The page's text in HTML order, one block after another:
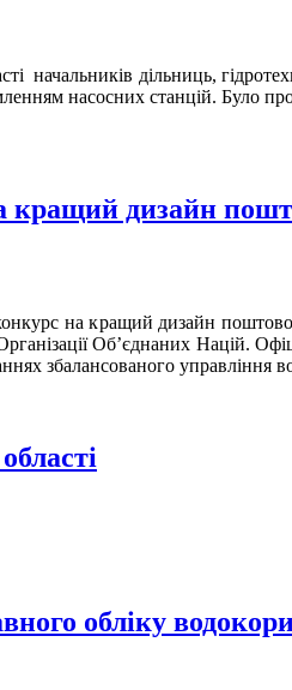
начальників дільниць,
насосних станцій. Було
дизайн
на кращий дизайн
Об’єднаних Націй.
збалансованого управління
обліку